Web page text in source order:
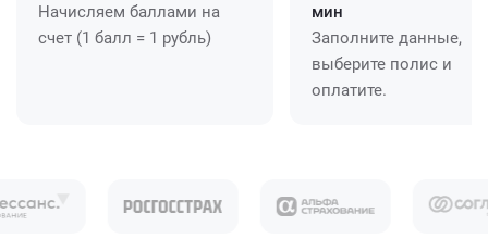
Начисляем баллами на
счет (1 балл = 1 рубль)
мин
Заполните данные,
выберите полис и
оплатите.